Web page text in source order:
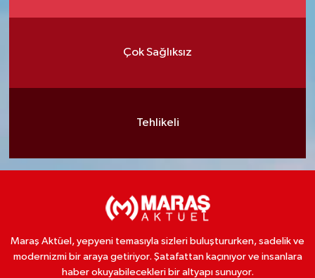
Çok Sağlıksız
Tehlikeli
Maraş Aktüel, yepyeni temasıyla sizleri buluştururken, sadelik ve
modernizmi bir araya getiriyor. Şatafattan kaçınıyor ve insanlara
haber okuyabilecekleri bir altyapı sunuyor.